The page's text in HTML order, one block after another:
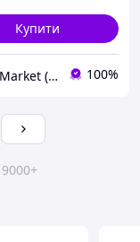
Купити
Device Market (DM) 100%